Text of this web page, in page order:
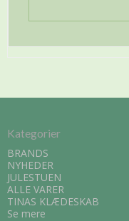
Kategorier
BRANDS
NYHEDER
JULESTUEN
ALLE VARER
TINAS KLÆDESKAB
Se mere